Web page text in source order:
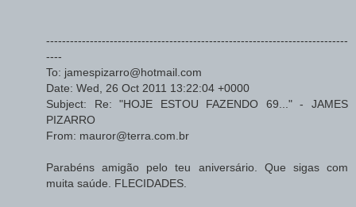
----------------------------------------------------------------------------
----
To: jamespizarro@hotmail.com
Date: Wed, 26 Oct 2011 13:22:04 +0000
Subject: Re: "HOJE ESTOU FAZENDO 69..." - JAMES
PIZARRO
From: mauror@terra.com.br
Parabéns amigão pelo teu aniversário. Que sigas com
muita saúde. FLECIDADES.